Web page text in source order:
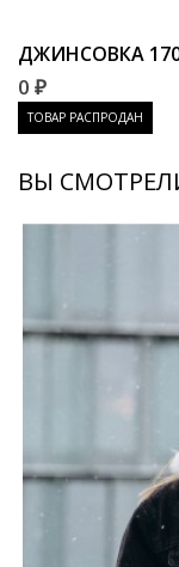
ДЖИНСОВКА
0 ₽
ТОВАР РАСПРОДАН
ВЫ